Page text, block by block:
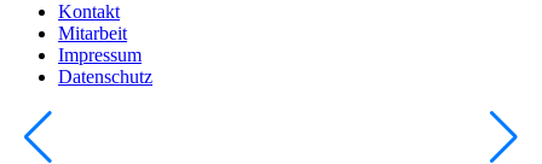
Kontakt
Mitarbeit
Impressum
Datenschutz